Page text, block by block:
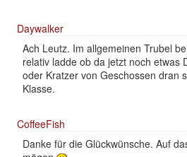
Daywalker
Ach Leutz. Im allgemeinen Trubel
relativ ladde ob da jetzt noch etwas
oder Kratzer von Geschossen dran
Klasse.
CoffeeFish
Danke für die Glückwünsche. Auf